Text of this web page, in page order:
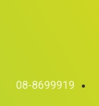
08-8699919